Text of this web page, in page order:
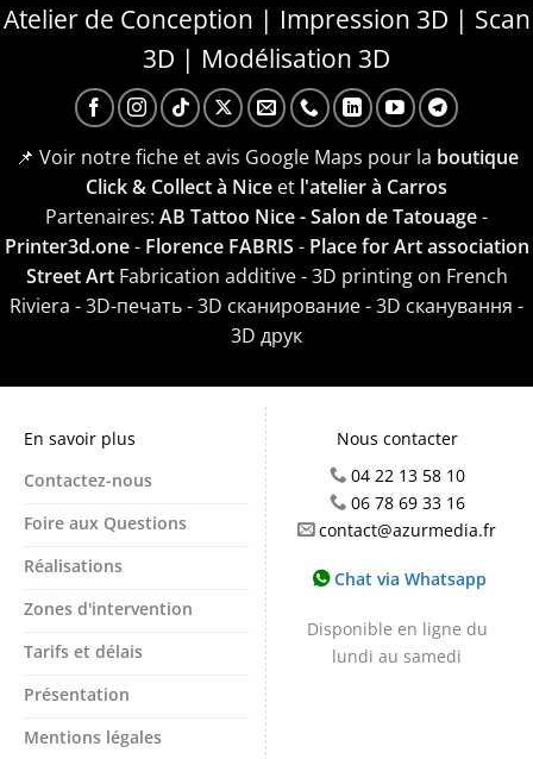
Atelier de Conception | Impression 3D | Scan
3D | Modélisation 3D
📌 Voir notre fiche et avis Google Maps pour la boutique
Click & Collect à Nice et l'atelier à Carros
Partenaires: AB Tattoo Nice - Salon de Tatouage-
Printer3d.one- Florence FABRIS - Place for Art association
Street ArtFabrication additive - 3D printing on French
Riviera - 3D-печать - 3D сканирование - 3D сканування -
3D друк
En savoir plus
Contactez-nous
Foire aux Questions
Réalisations
Zones d'intervention
Tarifs et délais
Présentation
Mentions légales
Nous contacter
04 22 13 58 10
06 78 69 33 16
contact@azurmedia.fr
Chat via Whatsapp
Disponible en ligne du
lundi au samedi